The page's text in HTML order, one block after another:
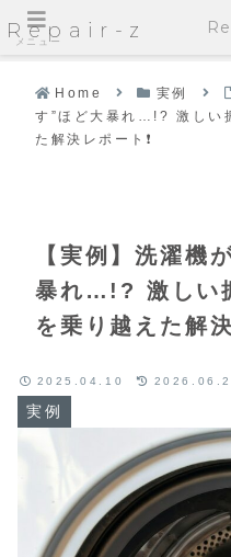
Repair-z
Home 実例
す”ほど大暴れ…!? 激しい
た解決レポート❗️
【実例】洗濯機
暴れ…!? 激しい
を乗り越えた解
実例
2025.04.10
メニュー